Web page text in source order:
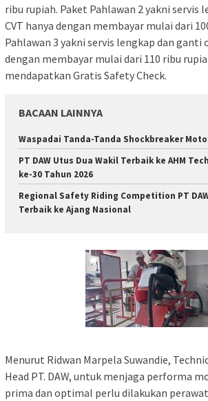
ribu rupiah. Paket Pahlawan 2 yakni servis
CVT hanya dengan membayar mulai dari
Pahlawan 3 yakni servis lengkap dan ganti
dengan membayar mulai dari 110 ribu
mendapatkan Gratis Safety Check.
BACAAN LAINNYA
Waspadai Tanda-Tanda Shockbreaker
PT DAW Utus Dua Wakil Terbaik ke AHM
ke-30 Tahun 2026
Regional Safety Riding Competition PT
Terbaik ke Ajang Nasional
Menurut Ridwan Marpela Suwandie,
Head PT. DAW, untuk menjaga performa
prima dan optimal perlu dilakukan